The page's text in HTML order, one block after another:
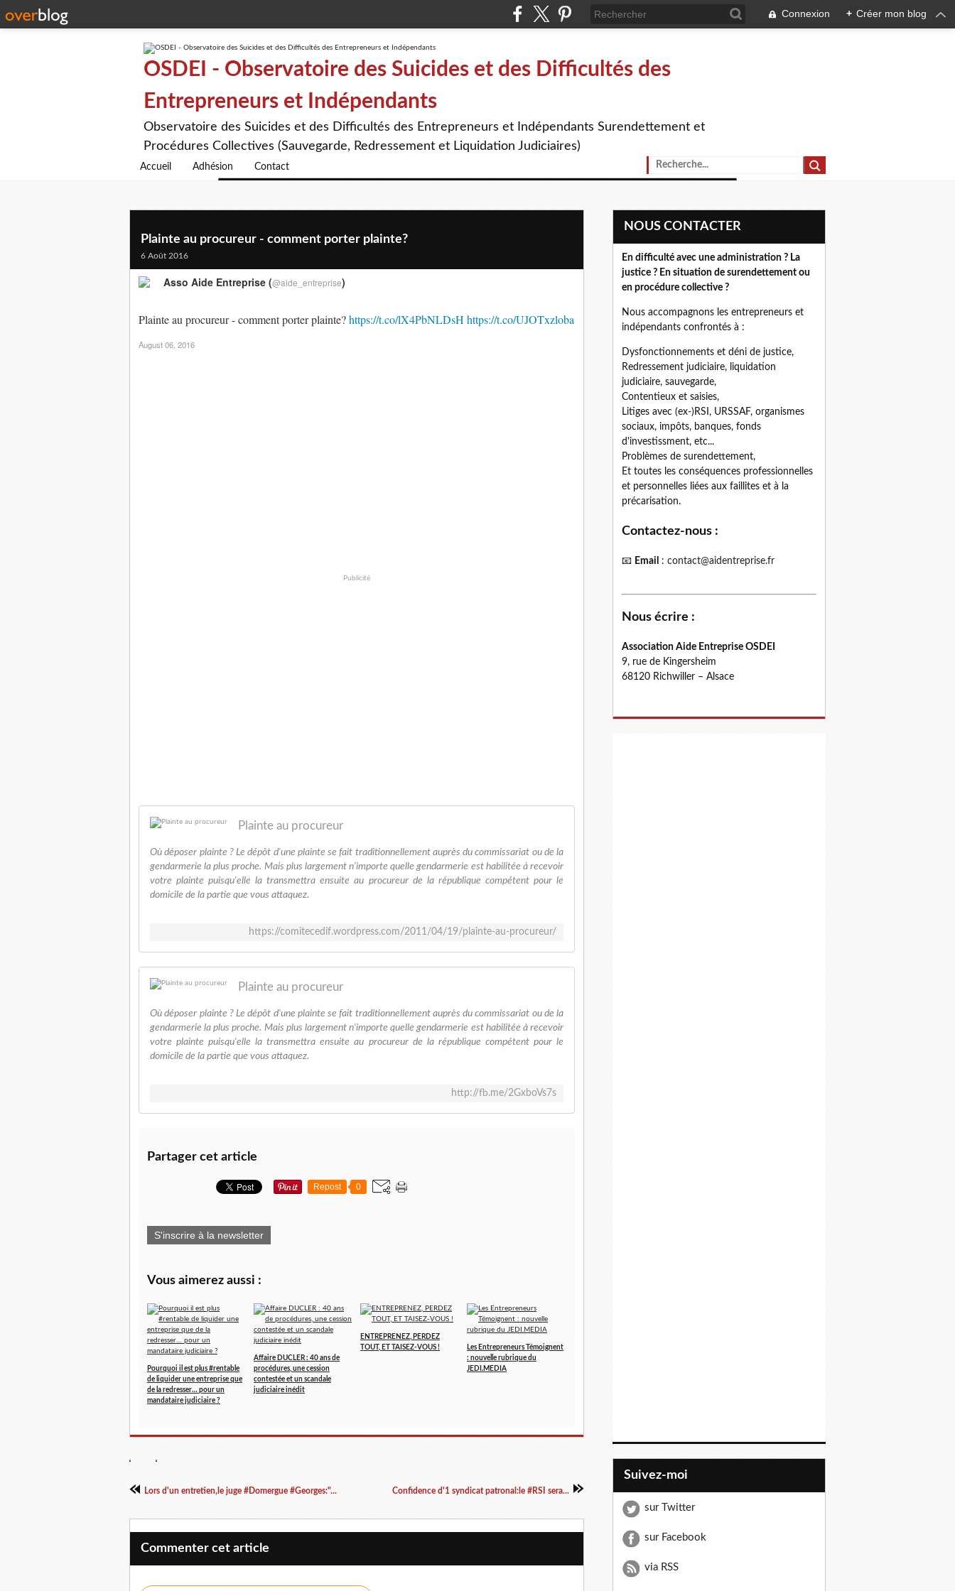
Connexion + Créer mon blog
OSDEI - Observatoire des Suicides et des Difficultés des
Entrepreneurs et Indépendants
Observatoire des Suicides et des Difficultés des Entrepreneurs et Indépendants Surendettement et
Procédures Collectives (Sauvegarde, Redressement et Liquidation Judiciaires)
Accueil Adhésion Contact
Plainte au procureur - comment porter plainte?
6 Août 2016
Plainte au procureur - comment porter plainte?https://t.co/lX4PbNLDsH https://t.co/UJOTxzloba
Asso Aide Entreprise (@aide_entreprise)
August 06, 2016
Publicité
Plainte au procureur
Où déposer plainte ? Le dépôt d'une plainte se fait traditionnellement auprès du commissariat ou de la
gendarmerie la plus proche. Mais plus largement n'importe quelle gendarmerie est habilitée à recevoir
votre plainte puisqu'elle la transmettra ensuite au procureur de la république compétent pour le
domicile de la partie que vous attaquez.
https://comitecedif.wordpress.com/2011/04/19/plainte-au-procureur/
Plainte au procureur
Où déposer plainte ? Le dépôt d'une plainte se fait traditionnellement auprès du commissariat ou de la
gendarmerie la plus proche. Mais plus largement n'importe quelle gendarmerie est habilitée à recevoir
votre plainte puisqu'elle la transmettra ensuite au procureur de la république compétent pour le
domicile de la partie que vous attaquez.
http://fb.me/2GxboVs7s
Partager cet article
Repost 0
S'inscrire à la newsletter
Vous aimerez aussi :
Pourquoi il est plus #rentable
de liquider une entreprise que
de la redresser… pour un
mandataire judiciaire ?
Affaire DUCLER : 40 ans de
procédures, une cession
contestée et un scandale
judiciaire inédit
ENTREPRENEZ, PERDEZ
TOUT, ET TAISEZ-VOUS !
Les Entrepreneurs Témoignent
: nouvelle rubrique du
JEDI.MEDIA
Lors d'un entretien,le juge #Domergue #Georges:"... Confidence d'1 syndicat patronal:le #RSI sera...
Commenter cet article
NOUS CONTACTER
En difficulté avec une administration ? La
justice ? En situation de surendettement ou
en procédure collective ?
Nous accompagnons les entrepreneurs et
indépendants confrontés à :
Dysfonctionnements et déni de justice,
Redressement judiciaire, liquidation
judiciaire, sauvegarde,
Contentieux et saisies,
Litiges avec (ex-)RSI, URSSAF, organismes
sociaux, impôts, banques, fonds
d'investissment, etc...
Problèmes de surendettement,
Et toutes les conséquences professionnelles
et personnelles liées aux faillites et à la
précarisation.
Contactez-nous :
📧 Email : contact@aidentreprise.fr
Nous écrire :
Association Aide Entreprise OSDEI
9, rue de Kingersheim
68120 Richwiller – Alsace
Suivez-moi
sur Twitter
sur Facebook
via RSS